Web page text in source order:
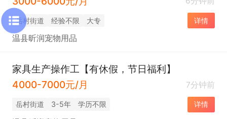
岳村街道 经验不限 大专 详情
温县昕润宠物用品
家具生产操作工【有休假，节日福利】
4000-7000元/月
7分钟前
岳村街道 3-5年 学历不限 详情